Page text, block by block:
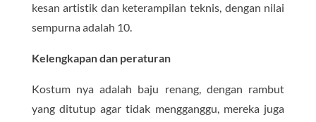
kesan artistik dan keterampilan teknis, dengan nilai
sempurna adalah 10.
Kelengkapan dan peraturan
Kostum nya adalah baju renang, dengan rambut
yang ditutup agar tidak mengganggu, mereka juga